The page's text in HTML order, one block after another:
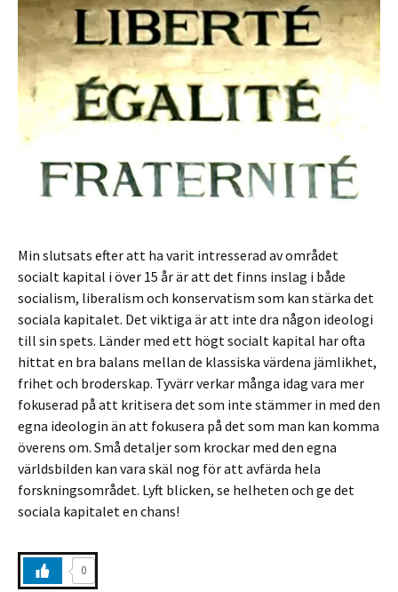
Min slutsats efter att ha varit intresserad av området
socialt kapital i över 15 år är att det finns inslag i både
socialism, liberalism och konservatism som kan stärka det
sociala kapitalet. Det viktiga är att inte dra någon ideologi
till sin spets. Länder med ett högt socialt kapital har ofta
hittat en bra balans mellan de klassiska värdena jämlikhet,
frihet och broderskap. Tyvärr verkar många idag vara mer
fokuserad på att kritisera det som inte stämmer in med den
egna ideologin än att fokusera på det som man kan komma
överens om. Små detaljer som krockar med den egna
världsbilden kan vara skäl nog för att avfärda hela
forskningsområdet. Lyft blicken, se helheten och ge det
sociala kapitalet en chans!
0